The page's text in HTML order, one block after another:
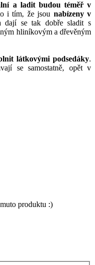
a ladit budou téměř v
i tím, že jsou nabízeny v
dají se tak dobře sladit s
hliníkovým a dřevěným
látkovými podsedáky.
se samostatně, opět v
produktu :)